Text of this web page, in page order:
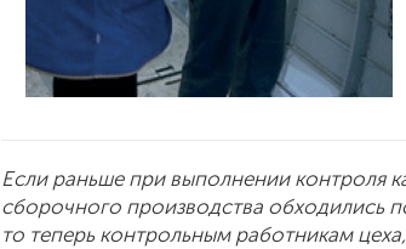
Если раньше при выполнении контроля
сборочного производства обходились
то теперь контрольным работникам